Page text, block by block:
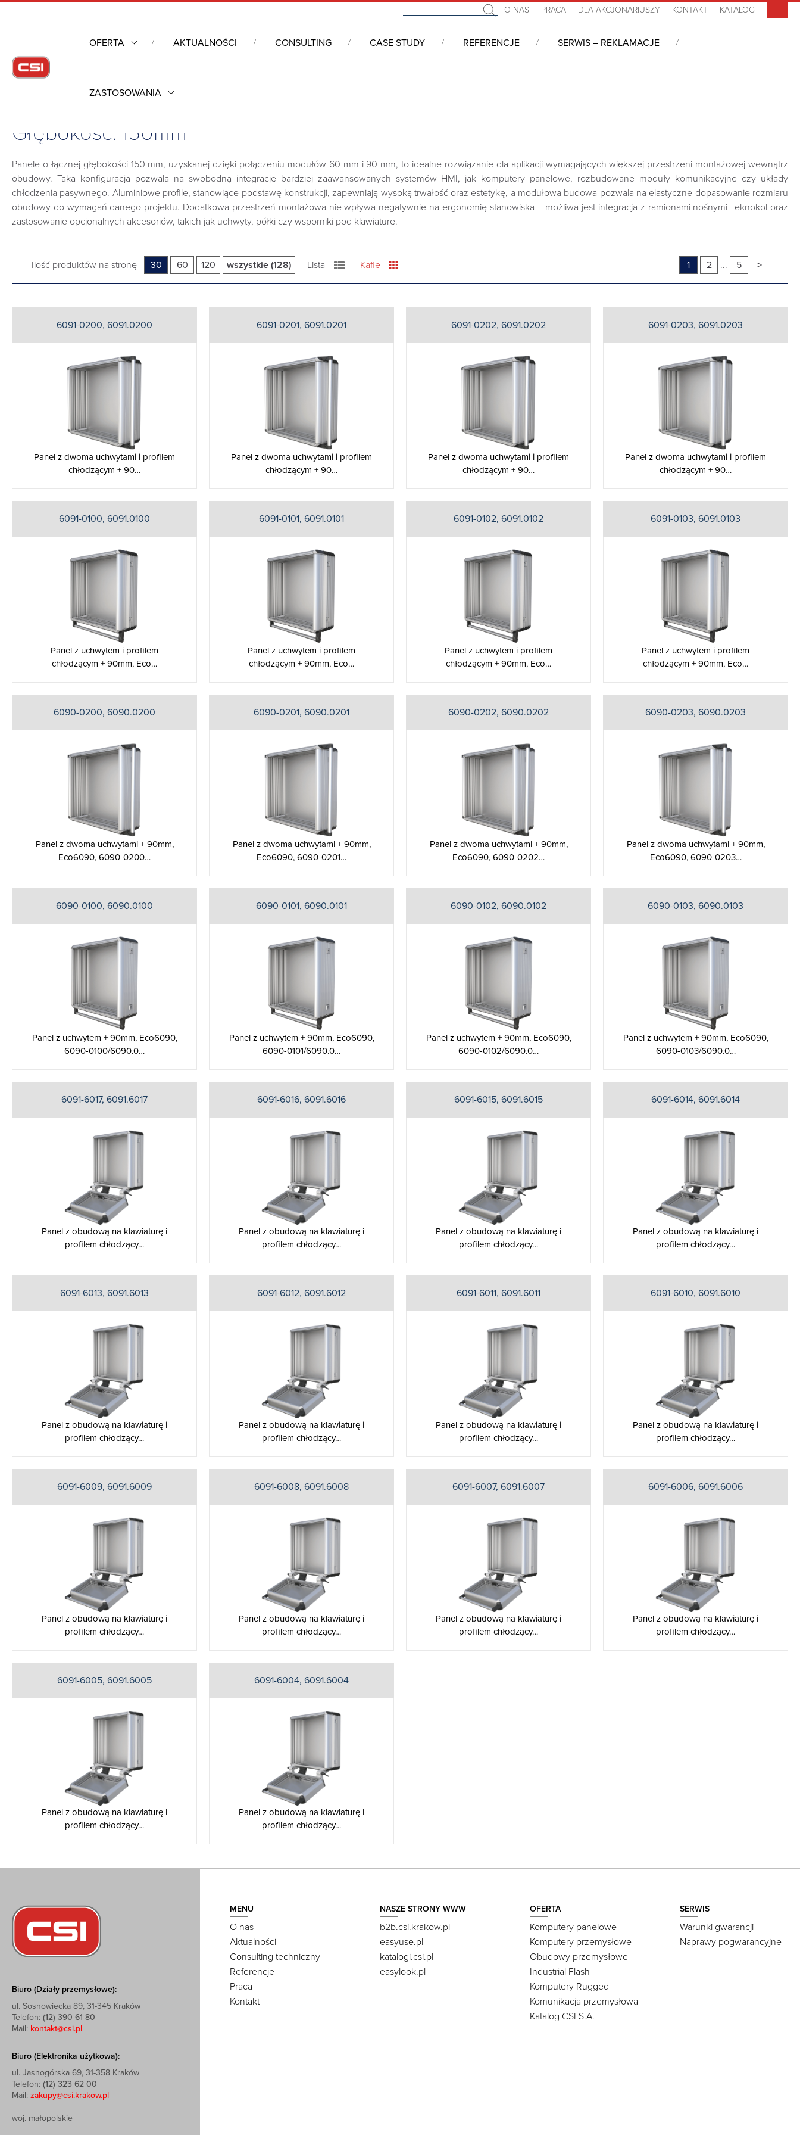
O NAS PRACA DLA AKCJONARIUSZY KONTAKT KATALOG
OFERTA AKTUALNOŚCI CONSULTING CASE STUDY REFERENCJE SERWIS – REKLAMACJE
ZASTOSOWANIA
Obudowy przemysłowe
Głębokość: 150mm
Panele o łącznej głębokości 150 mm, uzyskanej dzięki połączeniu modułów 60 mm i 90 mm, to idealne rozwiązanie dla aplikacji wymagających większej przestrzeni montażowej wewnątrz
obudowy. Taka konfiguracja pozwala na swobodną integrację bardziej zaawansowanych systemów HMI, jak komputery panelowe, rozbudowane moduły komunikacyjne czy układy
chłodzenia pasywnego. Aluminiowe profile, stanowiące podstawę konstrukcji, zapewniają wysoką trwałość oraz estetykę, a modułowa budowa pozwala na elastyczne dopasowanie rozmiaru
obudowy do wymagań danego projektu. Dodatkowa przestrzeń montażowa nie wpływa negatywnie na ergonomię stanowiska – możliwa jest integracja z ramionami nośnymi Teknokol oraz
zastosowanie opcjonalnych akcesoriów, takich jak uchwyty, półki czy wsporniki pod klawiaturę.
Ilość produktów na stronę 30 60 120 wszystkie (128) Lista Kafle 1 2 ... 5 >
6091-0200, 6091.0200
Panel z dwoma uchwytami i profilem
chłodzącym + 90…
6091-0201, 6091.0201
Panel z dwoma uchwytami i profilem
chłodzącym + 90…
6091-0202, 6091.0202
Panel z dwoma uchwytami i profilem
chłodzącym + 90…
6091-0203, 6091.0203
Panel z dwoma uchwytami i profilem
chłodzącym + 90…
6091-0100, 6091.0100
Panel z uchwytem i profilem
chłodzącym + 90mm, Eco…
6091-0101, 6091.0101
Panel z uchwytem i profilem
chłodzącym + 90mm, Eco…
6091-0102, 6091.0102
Panel z uchwytem i profilem
chłodzącym + 90mm, Eco…
6091-0103, 6091.0103
Panel z uchwytem i profilem
chłodzącym + 90mm, Eco…
6090-0200, 6090.0200
Panel z dwoma uchwytami + 90mm,
Eco6090, 6090-0200…
6090-0201, 6090.0201
Panel z dwoma uchwytami + 90mm,
Eco6090, 6090-0201…
6090-0202, 6090.0202
Panel z dwoma uchwytami + 90mm,
Eco6090, 6090-0202…
6090-0203, 6090.0203
Panel z dwoma uchwytami + 90mm,
Eco6090, 6090-0203…
6090-0100, 6090.0100
Panel z uchwytem + 90mm, Eco6090,
6090-0100/6090.0…
6090-0101, 6090.0101
Panel z uchwytem + 90mm, Eco6090,
6090-0101/6090.0…
6090-0102, 6090.0102
Panel z uchwytem + 90mm, Eco6090,
6090-0102/6090.0…
6090-0103, 6090.0103
Panel z uchwytem + 90mm, Eco6090,
6090-0103/6090.0…
6091-6017, 6091.6017
Panel z obudową na klawiaturę i
profilem chłodzący…
6091-6016, 6091.6016
Panel z obudową na klawiaturę i
profilem chłodzący…
6091-6015, 6091.6015
Panel z obudową na klawiaturę i
profilem chłodzący…
6091-6014, 6091.6014
Panel z obudową na klawiaturę i
profilem chłodzący…
6091-6013, 6091.6013
Panel z obudową na klawiaturę i
profilem chłodzący…
6091-6012, 6091.6012
Panel z obudową na klawiaturę i
profilem chłodzący…
6091-6011, 6091.6011
Panel z obudową na klawiaturę i
profilem chłodzący…
6091-6010, 6091.6010
Panel z obudową na klawiaturę i
profilem chłodzący…
6091-6009, 6091.6009
Panel z obudową na klawiaturę i
profilem chłodzący…
6091-6008, 6091.6008
Panel z obudową na klawiaturę i
profilem chłodzący…
6091-6007, 6091.6007
Panel z obudową na klawiaturę i
profilem chłodzący…
6091-6006, 6091.6006
Panel z obudową na klawiaturę i
profilem chłodzący…
6091-6005, 6091.6005
Panel z obudową na klawiaturę i
profilem chłodzący…
6091-6004, 6091.6004
Panel z obudową na klawiaturę i
profilem chłodzący…
Biuro (Działy przemysłowe):
ul. Sosnowiecka 89, 31-345 Kraków
Telefon: (12) 390 61 80
Mail: kontakt@csi.pl
Biuro (Elektronika użytkowa):
ul. Jasnogórska 69, 31-358 Kraków
Telefon: (12) 323 62 00
Mail: zakupy@csi.krakow.pl
woj. małopolskie
MENU
O nas
Aktualności
Consulting techniczny
Referencje
Praca
Kontakt
NASZE STRONY WWW
b2b.csi.krakow.pl
easyuse.pl
katalogi.csi.pl
easylook.pl
OFERTA
Komputery panelowe
Komputery przemysłowe
Obudowy przemysłowe
Industrial Flash
Komputery Rugged
Komunikacja przemysłowa
Katalog CSI S.A.
SERWIS
Warunki gwarancji
Naprawy pogwarancyjne